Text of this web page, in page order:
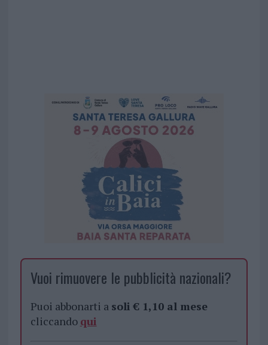
Vuoi rimuovere le pubblicità nazionali?
Puoi abbonarti a soli € 1,10 al mese
cliccando qui